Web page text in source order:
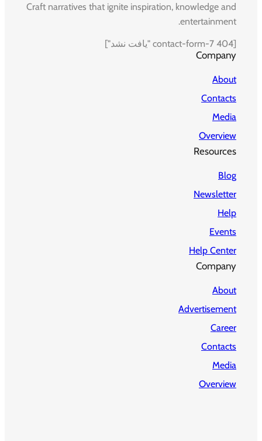
Craft narratives that ignite inspiration, knowledge and
entertainment.
[contact-form-7 404 "یافت نشد"]
Company
About
Contacts
Media
Overview
Resources
Blog
Newsletter
Help
Events
Help Center
Company
About
Advertisement
Career
Contacts
Media
Overview